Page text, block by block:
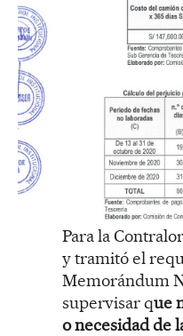
Para la
y tramitó el
Memorándum
supervisar que
o necesidad de